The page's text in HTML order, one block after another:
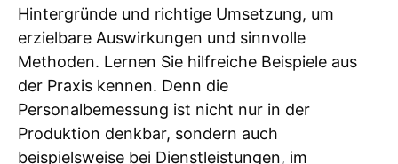
Hintergründe und richtige Umsetzung, um
erzielbare Auswirkungen und sinnvolle
Methoden. Lernen Sie hilfreiche Beispiele aus
der Praxis kennen. Denn die
Personalbemessung ist nicht nur in der
Produktion denkbar, sondern auch
beispielsweise bei Dienstleistungen, im